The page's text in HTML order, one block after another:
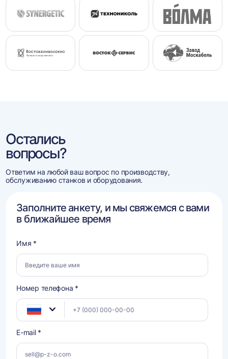
Остались
вопросы?
Ответим на любой ваш вопрос по производству,
обслуживанию станков и оборудования.
Заполните анкету, и мы свяжемся с вами
в ближайшее время
Имя *
Номер телефона *
E-mail *